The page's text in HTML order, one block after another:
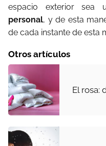
espacio exterior
personal, y de esta
de cada instante de esta
Otros artículos
El rosa: